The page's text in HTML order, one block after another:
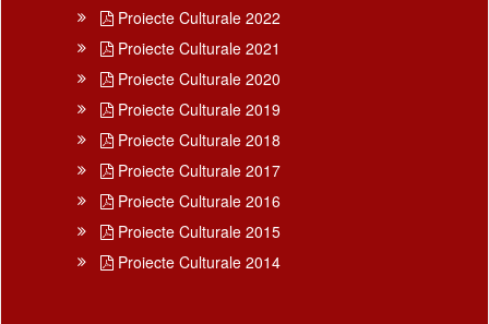
Proiecte Culturale 2022
Proiecte Culturale 2021
Proiecte Culturale 2020
Proiecte Culturale 2019
Proiecte Culturale 2018
Proiecte Culturale 2017
Proiecte Culturale 2016
Proiecte Culturale 2015
Proiecte Culturale 2014